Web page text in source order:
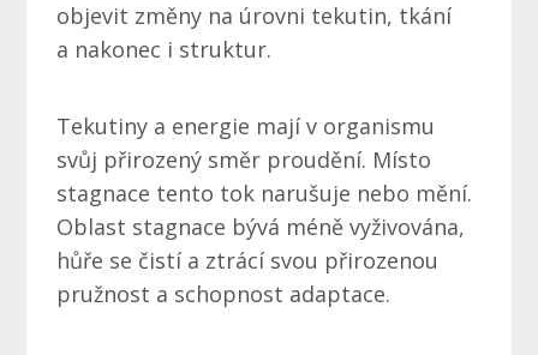
objevit změny na úrovni tekutin, tkání
a nakonec i struktur.
Tekutiny a energie mají v organismu
svůj přirozený směr proudění. Místo
stagnace tento tok narušuje nebo mění.
Oblast stagnace bývá méně vyživována,
hůře se čistí a ztrácí svou přirozenou
pružnost a schopnost adaptace.